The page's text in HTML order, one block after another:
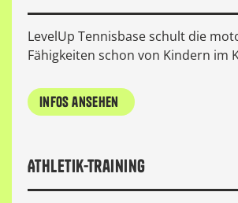
LevelUp Tennisbase schult die
Fähigkeiten schon von Kindern im
infos ansehen
Athletik-Training